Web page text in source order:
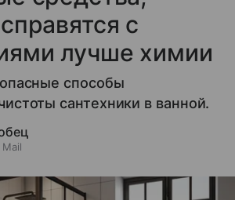
с
лучше химии
способы
сантехники в ванной.